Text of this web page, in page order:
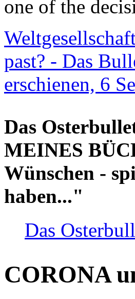
one of the
past? - Das
erschienen, 6
Das
MEINES
Wünschen -
haben..."
Das
CORONA